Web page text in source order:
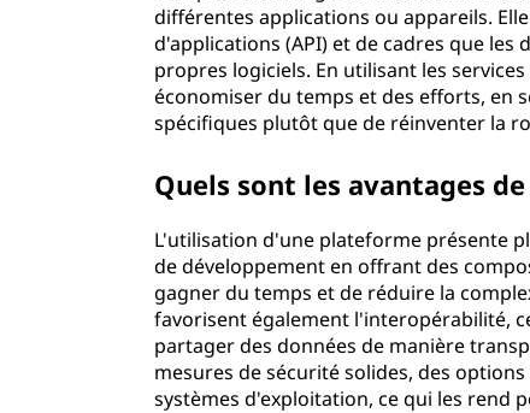
différentes applications ou appareils.
d'applications (API) et de cadres que
propres logiciels. En utilisant les
économiser du temps et des efforts, en
spécifiques plutôt que de réinventer la
Quels sont les avantages
L'utilisation d'une plateforme présente
de développement en offrant des
gagner du temps et de réduire la
favorisent également l'interopérabilité,
partager des données de manière
mesures de sécurité solides, des
systèmes d'exploitation, ce qui les rend